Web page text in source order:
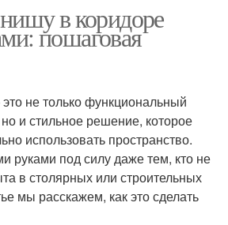
в коридоре
пошаговая
не только функциональный
и стильное решение, которое
использовать пространство.
руками под силу даже тем, кто не
в столярных или строительных
мы расскажем, как это сделать